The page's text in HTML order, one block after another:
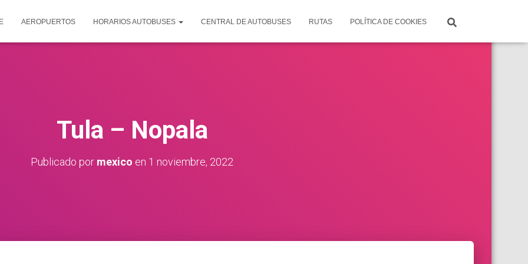
AEROPUERTOS HORARIOS AUTOBUSES CENTRAL DE AUTOBUSES RUTAS POLÍTICA DE COOKIES
Tula – Nopala
Publicado por mexico en 1 noviembre, 2022